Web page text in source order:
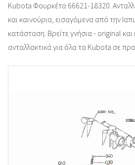
Kubota Φουρκέτα 66621-18320.
και καινούρια, εισαγόμενα από την
κατάσταση. Βρείτε γνήσια - original
ανταλλακτικά για όλα τα Kubota σε